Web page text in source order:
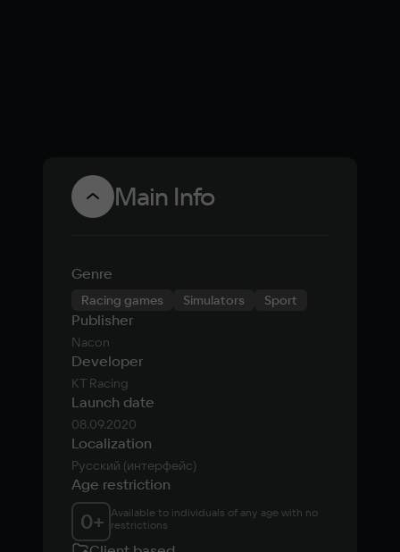
Main Info
Genre
Racing games Simulators Sport
Publisher
Nacon
Developer
KT Racing
Launch date
08.09.2020
Localization
Русский (интерфейс)
Age restriction
0+ Available to individuals of any age with no
restrictions